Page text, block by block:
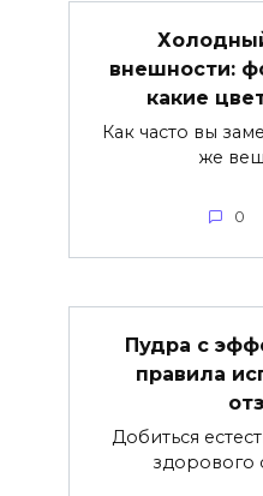
внешности:
какие
Как часто вы
же
0
Пудра с
правила
Добиться
здорового